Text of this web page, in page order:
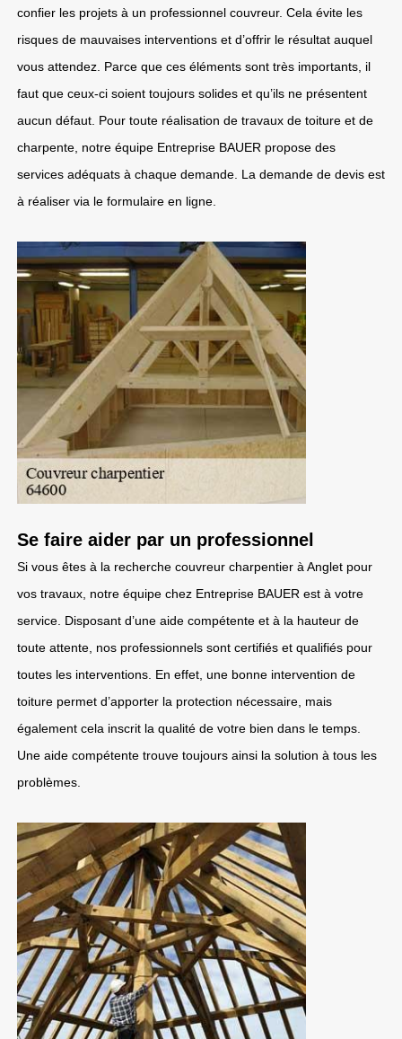
confier les projets à un professionnel couvreur. Cela évite les
risques de mauvaises interventions et d’offrir le résultat auquel
vous attendez. Parce que ces éléments sont très importants, il
faut que ceux-ci soient toujours solides et qu’ils ne présentent
aucun défaut. Pour toute réalisation de travaux de toiture et de
charpente, notre équipe Entreprise BAUER propose des
services adéquats à chaque demande. La demande de devis est
à réaliser via le formulaire en ligne.
Se faire aider par un professionnel
Si vous êtes à la recherche couvreur charpentier à Anglet pour
vos travaux, notre équipe chez Entreprise BAUER est à votre
service. Disposant d’une aide compétente et à la hauteur de
toute attente, nos professionnels sont certifiés et qualifiés pour
toutes les interventions. En effet, une bonne intervention de
toiture permet d’apporter la protection nécessaire, mais
également cela inscrit la qualité de votre bien dans le temps.
Une aide compétente trouve toujours ainsi la solution à tous les
problèmes.